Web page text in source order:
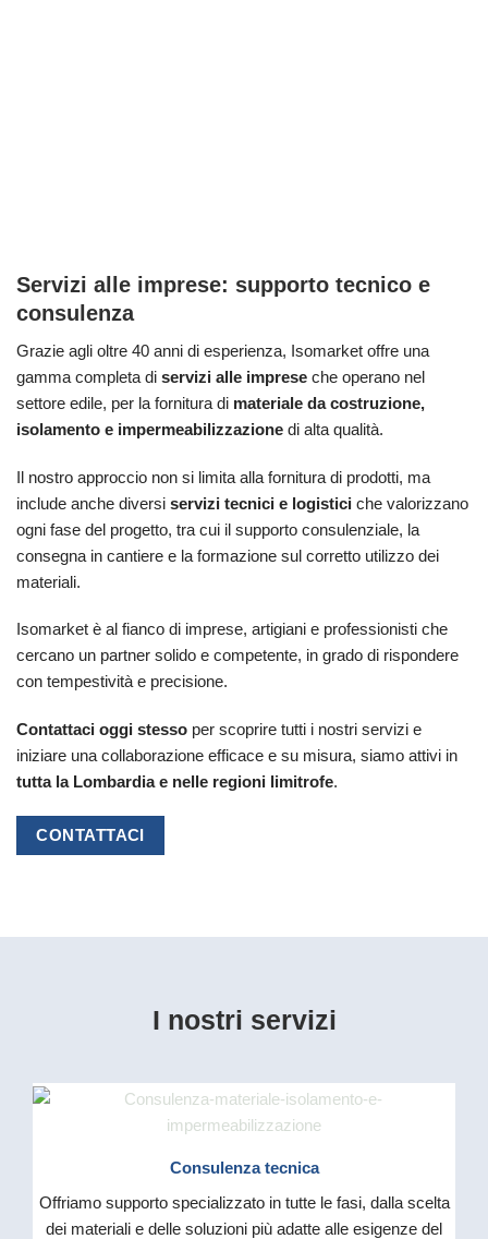
Servizi alle imprese: supporto tecnico e
consulenza
Grazie agli oltre 40 anni di esperienza, Isomarket offre una
gamma completa di servizi alle imprese che operano nel
settore edile, per la fornitura di materiale da costruzione,
isolamento e impermeabilizzazione di alta qualità.
Il nostro approccio non si limita alla fornitura di prodotti, ma
include anche diversi servizi tecnici e logistici che valorizzano
ogni fase del progetto, tra cui il supporto consulenziale, la
consegna in cantiere e la formazione sul corretto utilizzo dei
materiali.
Isomarket è al fianco di imprese, artigiani e professionisti che
cercano un partner solido e competente, in grado di rispondere
con tempestività e precisione.
Contattaci oggi stesso per scoprire tutti i nostri servizi e
iniziare una collaborazione efficace e su misura, siamo attivi in
tutta la Lombardia e nelle regioni limitrofe.
CONTATTACI
I nostri servizi
Consulenza tecnica
Offriamo supporto specializzato in tutte le fasi, dalla scelta
dei materiali e delle soluzioni più adatte alle esigenze del